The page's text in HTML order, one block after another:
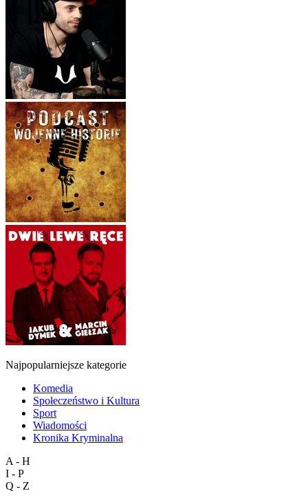
Najpopularniejsze kategorie
Komedia
Społeczeństwo i Kultura
Sport
Wiadomości
Kronika Kryminalna
A - H
I - P
Q - Z